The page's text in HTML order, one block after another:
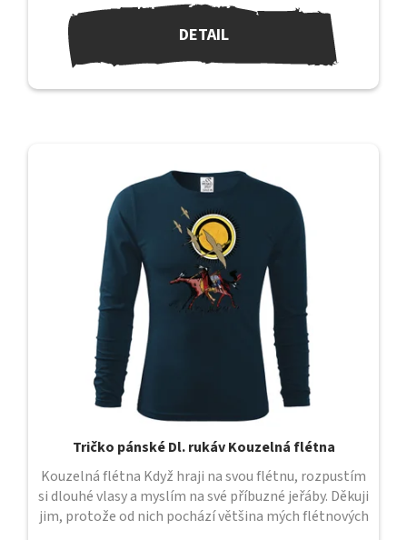
DETAIL
Tričko pánské Dl. rukáv Kouzelná flétna
Kouzelná flétna Když hraji na svou flétnu, rozpustím
si dlouhé vlasy a myslím na své příbuzné jeřáby. Děkuji
jim, protože od nich pochází většina mých flétnových